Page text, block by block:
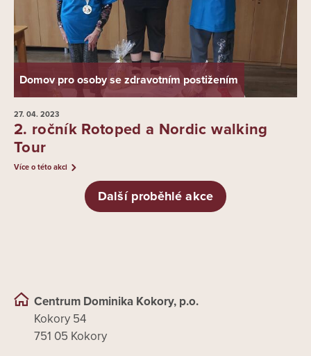
Domov pro osoby se zdravotním postižením
27. 04. 2023
2. ročník Rotoped a Nordic walking
Tour
Více o této akci
Další proběhlé akce
Centrum Dominika Kokory, p.o.
Kokory 54
751 05 Kokory